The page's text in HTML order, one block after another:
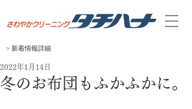
> 新着​情報​詳細
冬のお布団もふかふかに。
2022年1月14日